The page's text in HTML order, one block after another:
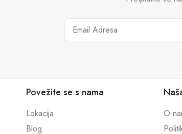
Povežite se s nama
Lokacija
Blog
O